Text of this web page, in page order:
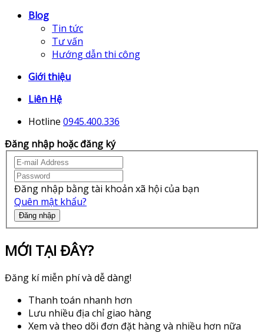
Blog
Tin tức
Tư vấn
Hướng dẫn thi công
Giới thiệu
Liên Hệ
Hotline 0945.400.336
Đăng nhập hoặc đăng ký
Đăng nhập bằng tài khoản xã hội của bạn
Quên mật khẩu?
Đăng nhập
MỚI TẠI ĐÂY?
Đăng kí miễn phí và dễ dàng!
Thanh toán nhanh hơn
Lưu nhiều địa chỉ giao hàng
Xem và theo dõi đơn đặt hàng và nhiều hơn nữa